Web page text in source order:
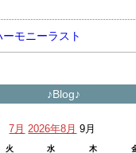
モニーラスト
♪Blog♪
7月 2026年8月 9月
火 水 木